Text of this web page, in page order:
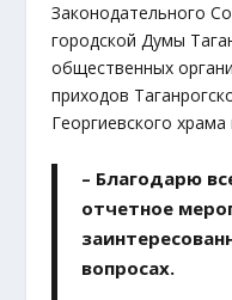
Законодательного
городской Думы
общественных
приходов
Георгиевского
– Благодарю
отчетное
вопросах.